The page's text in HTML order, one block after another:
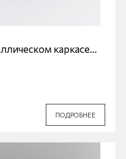
каркасе
ПОДРОБНЕЕ